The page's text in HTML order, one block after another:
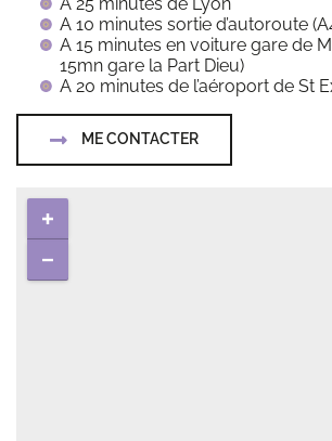
A 10 minutes sortie d’autoroute
A 15 minutes en voiture gare de
15mn gare la Part Dieu)
A 20 minutes de l’aéroport de St
ME CONTACTER